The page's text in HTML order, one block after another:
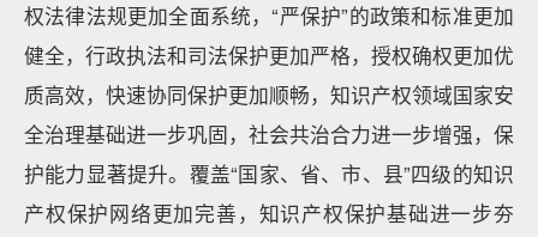
权法律法规更加全面系统，“严保护”的政策和标准更加
健全，行政执法和司法保护更加严格，授权确权更加优
质高效，快速协同保护更加顺畅，知识产权领域国家安
全治理基础进一步巩固，社会共治合力进一步增强，保
护能力显著提升。覆盖“国家、省、市、县”四级的知识
产权保护网络更加完善，知识产权保护基础进一步夯